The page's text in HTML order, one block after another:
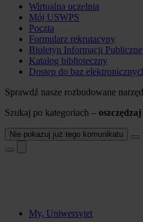
Wirtualna uczelnia
Mój USWPS
Poczta
Formularz rekrutacyny
Biuletyn Informacji
Katalog biblioteczny
Dostęp do baz
Sprawdź nasze rozbudowane
Szukaj po kategoriach –
Nie pokazuj już tego komunikatu
My, Uniwersytet